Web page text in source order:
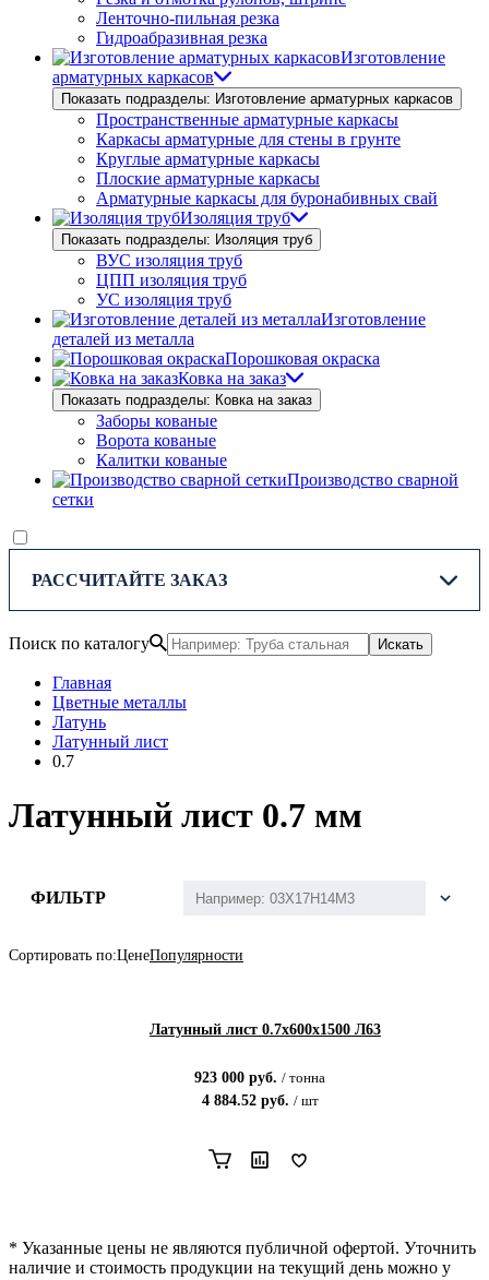
Ленточно-пильная резка
Гидроабразивная резка
Изготовление
арматурных каркасов
Показать подразделы: Изготовление арматурных каркасов
Пространственные арматурные каркасы
Каркасы арматурные для стены в грунте
Круглые арматурные каркасы
Плоские арматурные каркасы
Арматурные каркасы для буронабивных свай
Изоляция труб
Показать подразделы: Изоляция труб
ВУС изоляция труб
ЦПП изоляция труб
УС изоляция труб
Изготовление
деталей из металла
Порошковая окраска
Ковка на заказ
Показать подразделы: Ковка на заказ
Заборы кованые
Ворота кованые
Калитки кованые
Производство сварной
сетки
РАССЧИТАЙТЕ ЗАКАЗ
Поиск по каталогу Искать
Главная
Цветные металлы
Латунь
Латунный лист
0.7
Латунный лист 0.7 мм
ФИЛЬТР
Сортировать по:ЦенеПопулярности
Латунный лист 0.7x600х1500 Л63
923 000 руб. / тонна
4 884.52руб. / шт
* Указанные цены не являются публичной офертой. Уточнить
наличие и стоимость продукции на текущий день можно у